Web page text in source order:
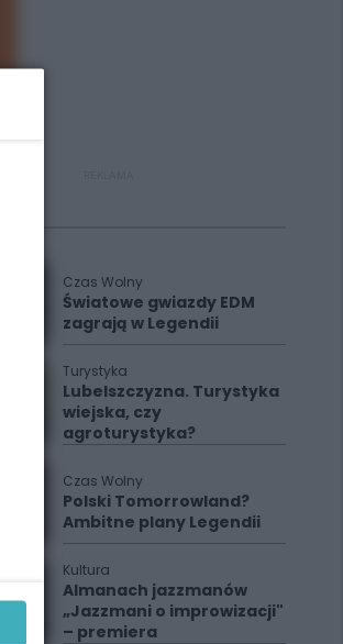
Czas Wolny
Światowe gwiazdy EDM
zagrają w Legendii
Turystyka
Lubelszczyzna. Turystyka
wiejska, czy
agroturystyka?
Czas Wolny
Polski Tomorrowland?
Ambitne plany Legendii
Kultura
Almanach jazzmanów
„Jazzmani o improwizacji"
– premiera